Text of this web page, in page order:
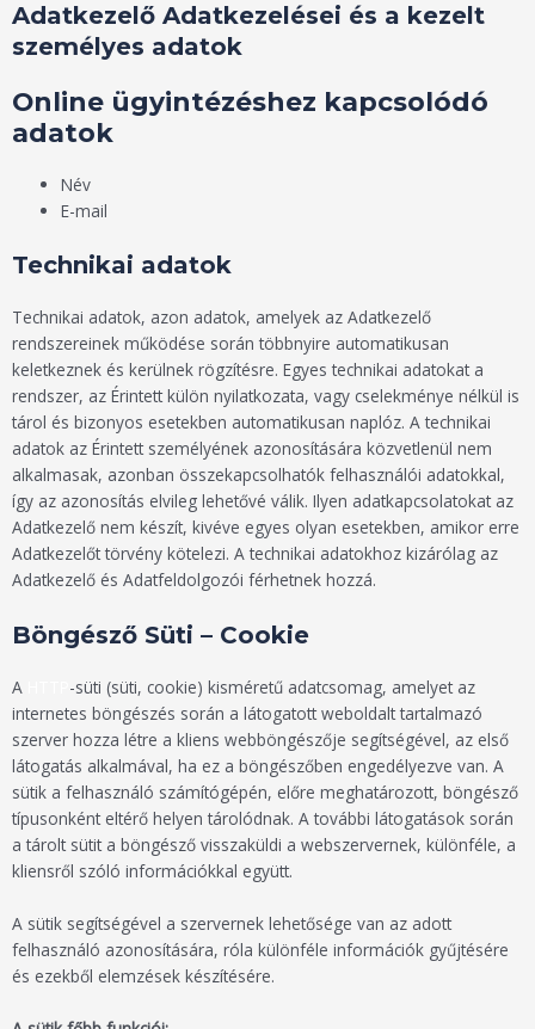
Adatkezelő Adatkezelései és a kezelt
személyes adatok
Online ügyintézéshez kapcsolódó
adatok
Név
E-mail
Technikai adatok
Technikai adatok, azon adatok, amelyek az Adatkezelő
rendszereinek működése során többnyire automatikusan
keletkeznek és kerülnek rögzítésre. Egyes technikai adatokat a
rendszer, az Érintett külön nyilatkozata, vagy cselekménye nélkül is
tárol és bizonyos esetekben automatikusan naplóz. A technikai
adatok az Érintett személyének azonosítására közvetlenül nem
alkalmasak, azonban összekapcsolhatók felhasználói adatokkal,
így az azonosítás elvileg lehetővé válik. Ilyen adatkapcsolatokat az
Adatkezelő nem készít, kivéve egyes olyan esetekben, amikor erre
Adatkezelőt törvény kötelezi. A technikai adatokhoz kizárólag az
Adatkezelő és Adatfeldolgozói férhetnek hozzá.
Böngésző Süti – Cookie
A
-süti (süti, cookie) kisméretű adatcsomag, amelyet az
internetes böngészés során a látogatott weboldalt tartalmazó
szerver hozza létre a kliens webböngészője segítségével, az első
látogatás alkalmával, ha ez a böngészőben engedélyezve van. A
sütik a felhasználó számítógépén, előre meghatározott, böngésző
típusonként eltérő helyen tárolódnak. A további látogatások során
a tárolt sütit a böngésző visszaküldi a webszervernek, különféle, a
kliensről szóló információkkal együtt.
A sütik segítségével a szervernek lehetősége van az adott
felhasználó azonosítására, róla különféle információk gyűjtésére
és ezekből elemzések készítésére.